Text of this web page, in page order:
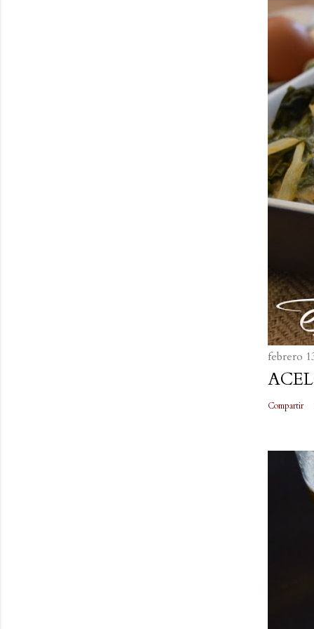
febrero
Compartir